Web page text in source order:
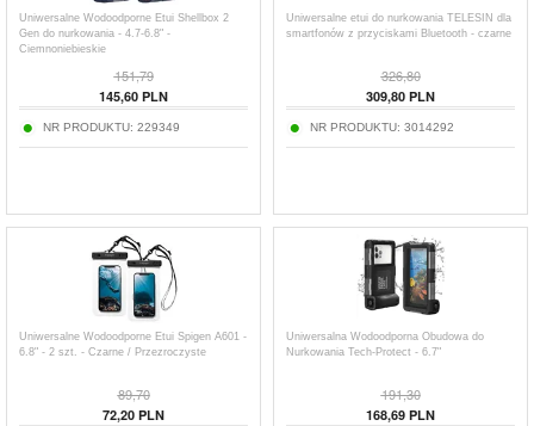
Uniwersalne Wodoodporne Etui Shellbox 2
Gen do nurkowania - 4.7-6.8" -
Ciemnoniebieskie
151,79
145,60 PLN
NR PRODUKTU: 229349
Uniwersalne etui do nurkowania TELESIN dla
smartfonów z przyciskami Bluetooth - czarne
326,80
309,80 PLN
NR PRODUKTU: 3014292
Uniwersalne Wodoodporne Etui Spigen A601 -
6.8" - 2 szt. - Czarne / Przezroczyste
89,70
72,20 PLN
Uniwersalna Wodoodporna Obudowa do
Nurkowania Tech-Protect - 6.7"
191,30
168,69 PLN